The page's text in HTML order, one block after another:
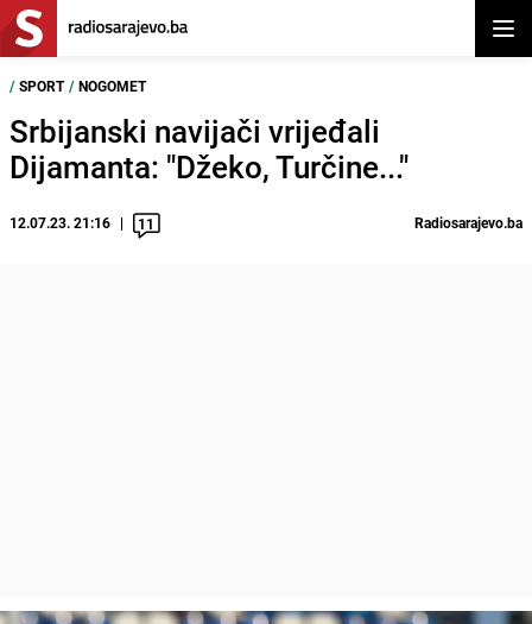
/ SPORT / NOGOMET
Srbijanski navijači vrijeđali
Dijamanta: "Džeko, Turčine..."
12.07.23. 21:16 11 Radiosarajevo.ba